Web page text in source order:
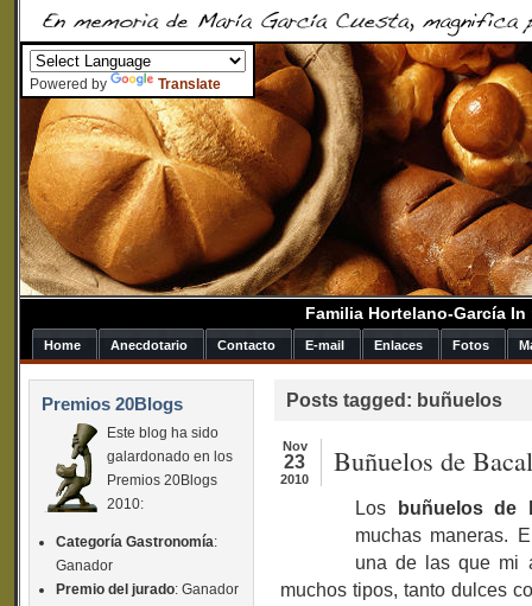
Powered by Translate
Familia Hortelano-García
Home Anecdotario Contacto E-mail Enlaces Fotos
Premios 20Blogs
Este blog ha sido
galardonado en los
Premios 20Blogs
2010:
Categoría Gastronomía:
Ganador
Premio del jurado: Ganador
Posts tagged: buñuelos
Nov
23
2010
Buñuelos de
Los buñuelos de
muchas maneras.
una de las que mi
muchos tipos, tanto dulces